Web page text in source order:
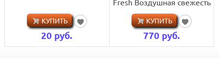
КУПИТЬ
20 руб.
Fresh Воздушная свежесть
КУПИТЬ
770 руб.